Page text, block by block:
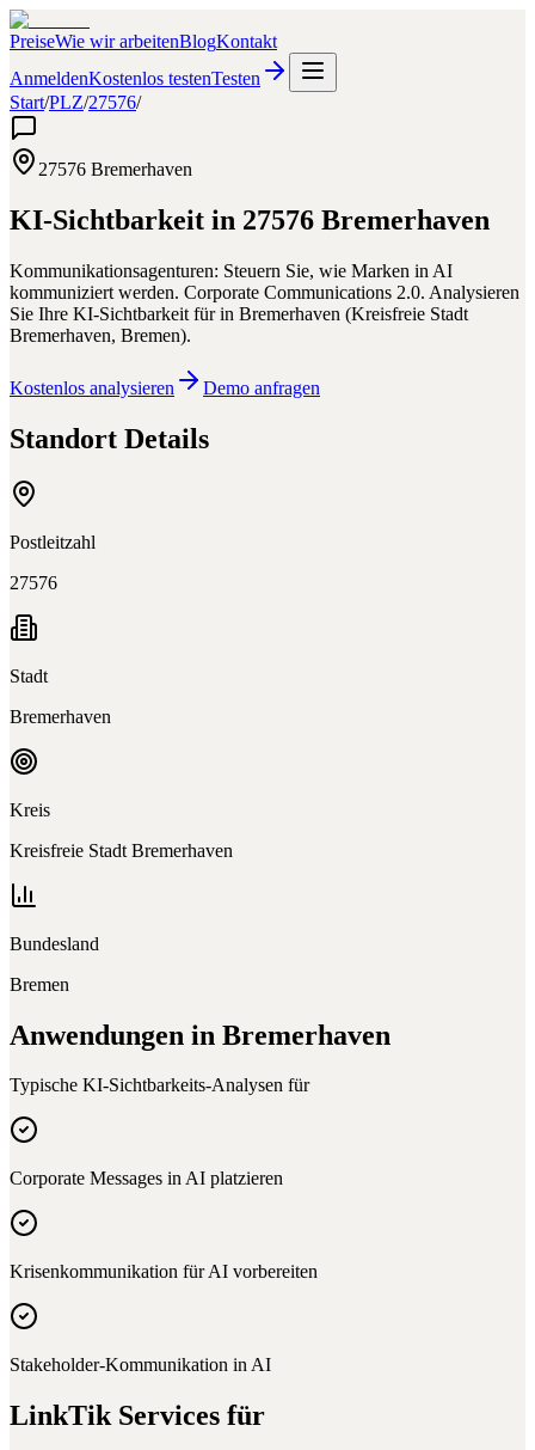
PreiseWie wir arbeitenBlogKontakt
AnmeldenKostenlos testenTesten
Start/PLZ/27576/
27576 Bremerhaven
KI-Sichtbarkeit in 27576 Bremerhaven
Kommunikationsagenturen: Steuern Sie, wie Marken in AI
kommuniziert werden. Corporate Communications 2.0. Analysieren
Sie Ihre KI-Sichtbarkeit fürin Bremerhaven (Kreisfreie Stadt
Bremerhaven, Bremen).
Kostenlos analysieren Demo anfragen
Standort Details
Postleitzahl
27576
Stadt
Bremerhaven
Kreis
Kreisfreie Stadt Bremerhaven
Bundesland
Bremen
Anwendungen in Bremerhaven
Typische KI-Sichtbarkeits-Analysen für
Corporate Messages in AI platzieren
Krisenkommunikation für AI vorbereiten
Stakeholder-Kommunikation in AI
LinkTik Services für